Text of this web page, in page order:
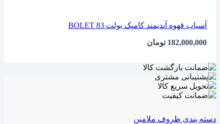
آسیاب قهوه آندیمند کامپک بولت BOLET 83
182,000,000 تومان
دسته بندی ظروف ملامین